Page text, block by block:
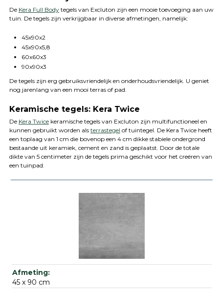
De Kera Full Bodytegels van Excluton zijn een mooie toevoeging aan uw
tuin. De tegels zijn verkrijgbaar in diverse afmetingen, namelijk:
45x90x2
45x90x5,8
60x60x3
90x90x3
De tegels zijn erg gebruiksvriendelijk en onderhoudsvriendelijk. U geniet
nog jarenlang van een mooi terras of pad.
Keramische tegels: Kera Twice
De Kera Twicekeramische tegels van Excluton zijn multifunctioneel en
kunnen gebruikt worden als terrastegel of tuintegel. De Kera Twice heeft
een toplaag van 1 cm die bovenop een 4 cm dikke stabiele ondergrond
bestaande uit keramiek, cement en zand is geplaatst. Door de totale
dikte van 5 centimeter zijn de tegels prima geschikt voor het creëren van
een tuinpad.
45 x 90 cm